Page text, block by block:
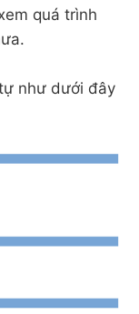
quá trình
như dưới đây